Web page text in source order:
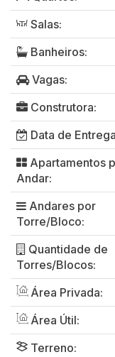
Salas:
Banheiros:
Vagas:
Construtora:
Data de
Apartamentos
Andar:
Andares por
Torre/Bloco:
Quantidade de
Torres/Blocos:
Área Privada:
Área Útil:
Terreno: